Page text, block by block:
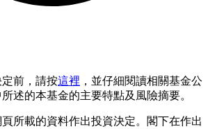
前，請按這裡 ，並仔細閱讀相關基金公
述的本基金的主要特點及風險摘要。
所載的資料作出投資決定。閣下在作出